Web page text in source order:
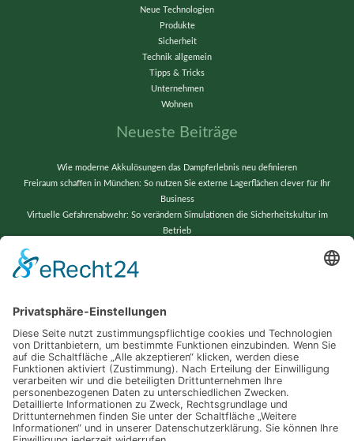
Neue Technologien
Produkte
Sicherheit
Technik allgemein
Tipps & Tricks
Unternehmen
Wohnen
Neueste Beiträge
Wie moderne Akkulösungen das Dampferlebnis neu definieren
Freiraum schaffen in München: So nutzen Sie externe Lagerflächen clever für Ihr
Business
Virtuelle Gefahrenabwehr: So verändern Simulationen die Sicherheitskultur im
Betrieb
Wenn alte Bänder neu erstrahlen: Techniktricks für gestochen scharfe Videos und
Schlagwörter
Automatisierung Barrierefreiheit Computer Dropshipping Erfolg
Garten
Industrie
Internet Küche Ladungssicherung Lampen LED Leuchten
Produkte Server Sicherheit Smart Smarthome Smartwatch
Training Trends Treppenlift Webseite